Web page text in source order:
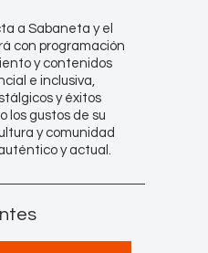
a Sabaneta y el
con programación
y contenidos
e inclusiva,
y éxitos
los gustos de su
y comunidad
y actual.